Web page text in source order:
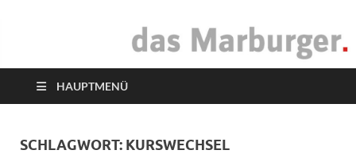
das Marburger.
HAUPTMENÜ
SCHLAGWORT: KURSWECHSEL